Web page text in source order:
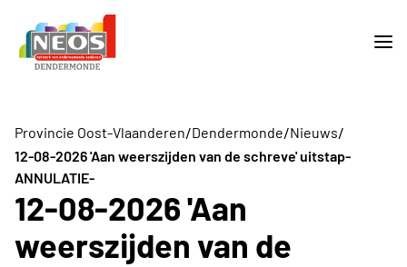
Provincie Oost-Vlaanderen/Dendermonde/Nieuws/
12-08-2026 'Aan weerszijden van de schreve' uitstap-
ANNULATIE-
12-08-2026 'Aan
weerszijden van de